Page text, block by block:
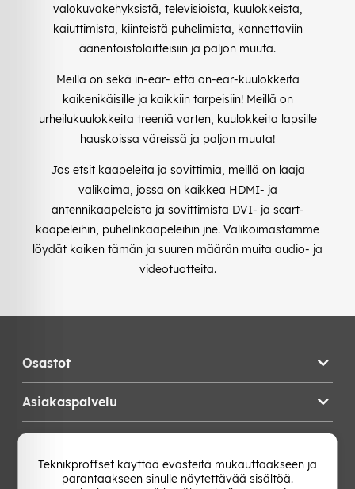
valokuvakehyksistä, televisioista, kuulokkeista,
kaiuttimista, kiinteistä puhelimista, kannettaviin
äänentoistolaitteisiin ja paljon muuta.
Meillä on sekä in-ear- että on-ear-kuulokkeita
kaikenikäisille ja kaikkiin tarpeisiin! Meillä on
urheilukuulokkeita treeniä varten, kuulokkeita lapsille
hauskoissa väreissä ja paljon muuta!
Jos etsit kaapeleita ja sovittimia, meillä on laaja
valikoima, jossa on kaikkea HDMI- ja
antennikaapeleista ja sovittimista DVI- ja scart-
kaapeleihin, puhelinkaapeleihin jne. Valikoimastamme
löydät kaiken tämän ja suuren määrän muita audio- ja
videotuotteita.
Osastot
Asiakaspalvelu
Vaihda Maa
Teknikproffset käyttää evästeitä mukauttaakseen ja
parantaakseen sinulle näytettävää sisältöä.